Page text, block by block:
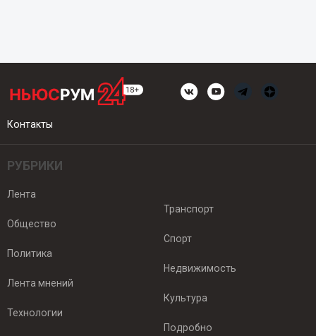
Контакты
РУБРИКИ
Лента
Общество
Политика
Лента мнений
Технологии
Транспорт
Спорт
Недвижимость
Культура
Подробно